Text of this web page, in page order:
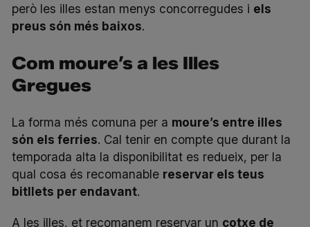
però les illes estan menys concorregudes i els
preus són més baixos.
Com moure’s a les Illes
Gregues
La forma més comuna per a moure’s entre illes
són els ferries. Cal tenir en compte que durant la
temporada alta la disponibilitat es redueix, per la
qual cosa és recomanable reservar els teus
bitllets per endavant.
A les illes, et recomanem reservar un cotxe de